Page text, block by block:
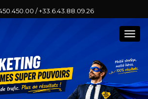
/ +33.6.43.88.09.26